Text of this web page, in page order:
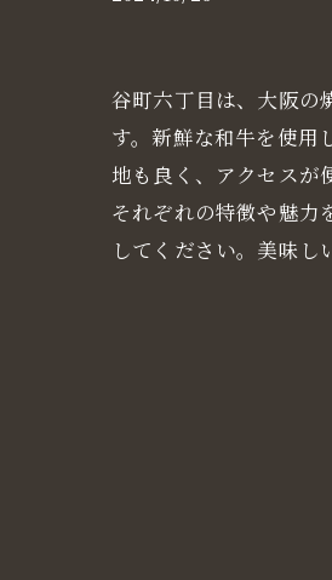
谷町六丁目は、大阪の
す。新鮮な和牛を使用
地も良く、アクセスが
それぞれの特徴や魅力
してください。美味し